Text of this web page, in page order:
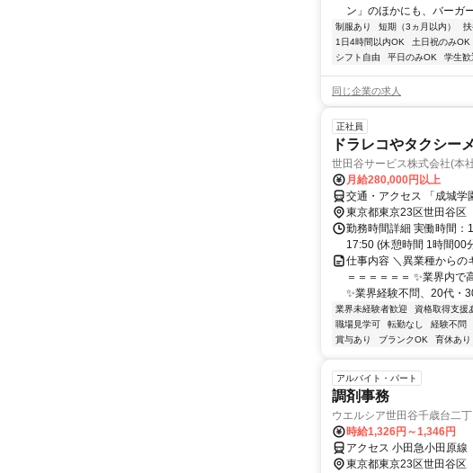
ン」のほかにも、バーガ
制服あり 短期（3ヵ月以内）
1日4時間以内OK
土日祝のみOK
シフト自由
平日のみOK 学生歓
同じ企業の求人
正社員
ドラレコやタクシー
世田谷サービス株式会社(本
月給280,000円以上
交通・アクセス 「成城学
東京都東京23区世田谷区
勤務時間詳細 実働時間：
17:50 (休憩時間 1時間00
仕事内容 ＼異業種からの
＝＝＝＝＝＝ ✨業界内で
✨業界経験不問、20代・
業界未経験者歓迎 資格取得支援
職場見学可
転勤なし 経験不問
賞与あり
ブランクOK 育休あり
アルバイト・パート
調剤事務
ウエルシア世田谷千歳台二
時給1,326円～1,346円
アクセス 小田急小田原
東京都東京23区世田谷区